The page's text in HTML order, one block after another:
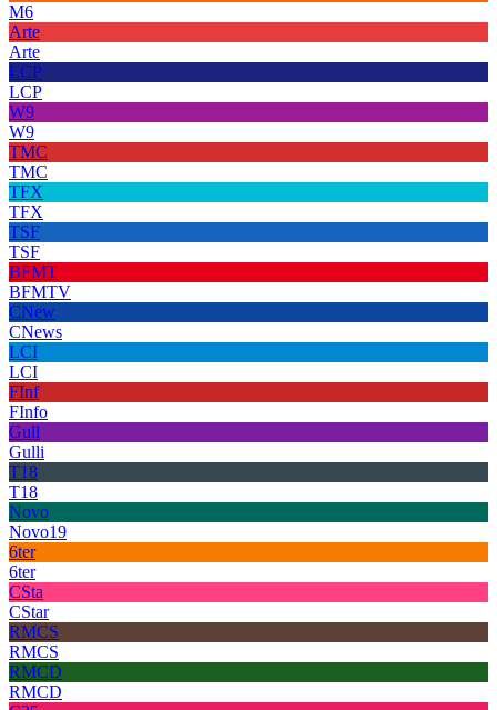
M6
Arte
Arte
LCP
LCP
W9
W9
TMC
TMC
TFX
TFX
TSF
TSF
BFMT
BFMTV
CNew
CNews
LCI
LCI
FInf
FInfo
Gull
Gulli
T18
T18
Novo
Novo19
6ter
6ter
CSta
CStar
RMCS
RMCS
RMCD
RMCD